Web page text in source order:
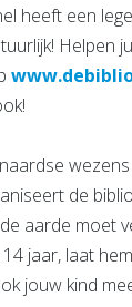
heeft een
Helpen
de
aarde moet
jaar, laat
jouw kind